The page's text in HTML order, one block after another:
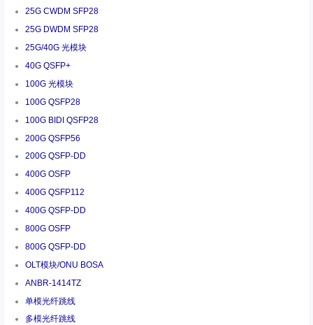
25G CWDM SFP28
25G DWDM SFP28
25G/40G 光模块
40G QSFP+
100G 光模块
100G QSFP28
100G BIDI QSFP28
200G QSFP56
200G QSFP-DD
400G OSFP
400G QSFP112
400G QSFP-DD
800G OSFP
800G QSFP-DD
OLT模块/ONU BOSA
ANBR-1414TZ
单模光纤跳线
多模光纤跳线